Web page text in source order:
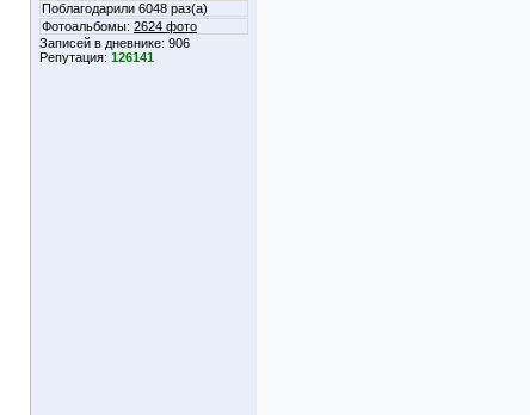
Поблагодарили 6048 раз(а)
Фотоальбомы: 2624 фото
Записей в дневнике: 906
Репутация: 126141